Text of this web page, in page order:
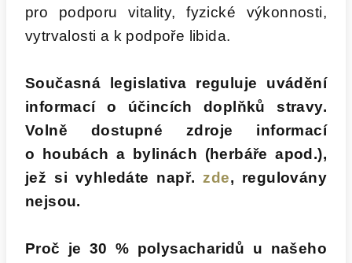
pro podporu vitality, fyzické výkonnosti,
vytrvalosti a k podpoře libida.
Současná legislativa reguluje uvádění
informací o účincích doplňků stravy.
Volně dostupné zdroje informací
o houbách a bylinách (herbáře apod.),
jež si vyhledáte např.zde, regulovány
nejsou.
Proč je 30 % polysacharidů u našeho